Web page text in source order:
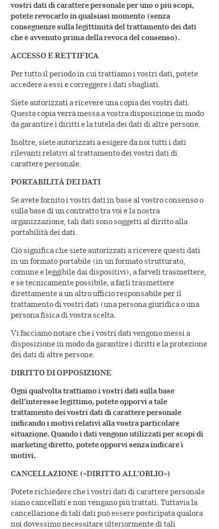
vostri dati di carattere personale per uno o più scopi,
potete revocarlo in qualsiasi momento (senza
conseguenze sulla legittimità del trattamento dei dati
che è avvenuto prima della revoca del consenso).
ACCESSO E RETTIFICA
Per tutto il periodo in cui trattiamo i vostri dati, potete
accedere a essi e correggere i dati sbagliati.
Siete autorizzati a ricevere una copia dei vostri dati.
Questa copia verrà messa a vostra disposizione in modo
da garantire i diritti e la tutela dei dati di altre persone.
Inoltre, siete autorizzati a esigere da noi tutti i dati
rilevanti relativi al trattamento dei vostri dati di
carattere personale.
PORTABILITÀ DEI DATI
Se avete fornito i vostri dati in base al vostro consenso o
sulla base di un contratto tra voi e la nostra
organizzazione, tali dati sono soggetti al diritto alla
portabilità dei dati.
Ciò significa che siete autorizzati a ricevere questi dati
in un formato portabile (in un formato strutturato,
comune e leggibile dai dispositivi), a farveli trasmettere,
e se tecnicamente possibile, a farli trasmettere
direttamente a un altro ufficio responsabile per il
trattamento di vostri dati (una persona giuridica o una
persona fisica di vostra scelta.
Vi facciamo notare che i vostri dati vengono messi a
disposizione in modo da garantire i diritti e la protezione
dei dati di altre persone.
DIRITTO DI OPPOSIZIONE
Ogni qualvolta trattiamo i vostri dati sulla base
dell’interesse legittimo, potete opporvi a tale
trattamento dei vostri dati di carattere personale
indicando i motivi relativi alla vostra particolare
situazione. Quando i dati vengono utilizzati per scopi di
marketing diretto, potete opporvi senza indicare i
motivi.
CANCELLAZIONE («DIRITTO ALL’OBLIO»)
Potete richiedere che i vostri dati di carattere personale
siano cancellati e non vengano più trattati. Tuttavia la
cancellazione di tali dati può essere posticipata qualora
noi dovessimo necessitare ulteriormente di tali